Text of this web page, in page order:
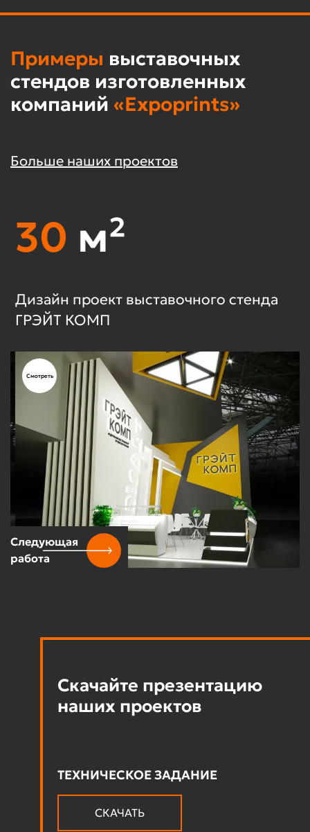
Примеры выставочных
стендов изготовленных
компаний «Expoprints»
Больше наших проектов
30м²
Дизайн проект выставочного стенда
ГРЭЙТ КОМП
Смотреть
Следующая
работа
Скачайте презентацию
наших проектов
ТЕХНИЧЕСКОЕ ЗАДАНИЕ
СКАЧАТЬ